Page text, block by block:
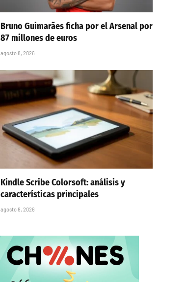
Bruno Guimarães ficha por el Arsenal por
87 millones de euros
agosto 8, 2026
Kindle Scribe Colorsoft: análisis y
características principales
agosto 8, 2026